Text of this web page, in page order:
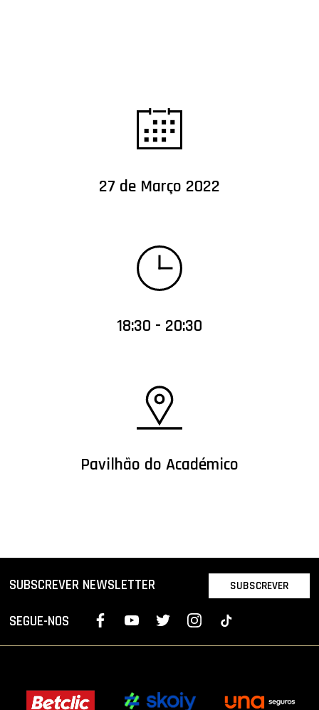
27 de Março 2022
18:30 - 20:30
Pavilhão do Académico
SUBSCREVER NEWSLETTER SUBSCREVER
SEGUE-NOS